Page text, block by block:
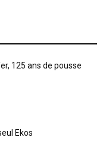
125 ans de pousse
Ekos